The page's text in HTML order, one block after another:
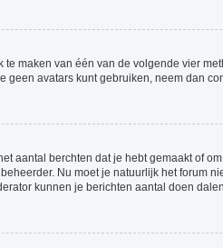
maken van één van de volgende vier
avatars kunt gebruiken, neem dan
aantal berchten dat je hebt gemaakt of
Nu moet je natuurlijk het forum
kunnen je berichten aantal doen